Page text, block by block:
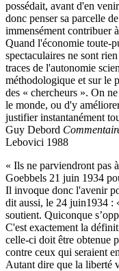
possédait, avant d'en
donc penser sa parcelle
immensément contribuer
Quand l'économie toute-
spectaculaires ne sont
traces de l'autonomie
méthodologique et sur le
des « chercheurs ». On
le monde, ou d'y
justifier instantanément
Guy Debord
Lebovici 1988
« Ils ne parviendront pas
Goebbels 21 juin 1934
Il invoque donc l'avenir
dit aussi, le 24 juin1934 :
soutient. Quiconque
C'est exactement la
celle-ci doit être obtenue
contre ceux qui seraient
Autant dire que la liberté